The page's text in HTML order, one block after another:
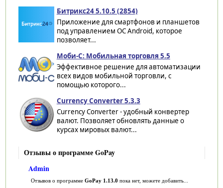
Битрикс24 5.10.5 (2854)
Приложение для смартфонов и планшетов
под управлением ОС Android, которое
позволяет...
Моби-С: Мобильная торговля 5.5
Эффективное решение для автоматизации
всех видов мобильной торговли, с
помощью которого...
Currency Converter 5.3.3
Currency Converter - удобный конвертер
валют. Позволяет обновлять данные о
курсах мировых валют...
Отзывы о программе GoPay
Admin
Отзывов о программе GoPay 1.13.0 пока нет, можете добавить...